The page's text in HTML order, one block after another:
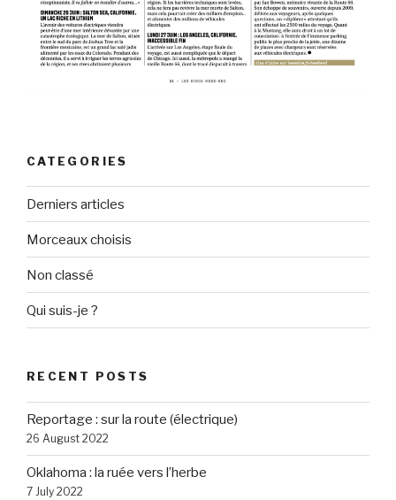
CATEGORIES
Derniers articles
Morceaux choisis
Non classé
Qui suis-je ?
RECENT POSTS
Reportage : sur la route (électrique)
26 August 2022
Oklahoma : la ruée vers l’herbe
7 July 2022